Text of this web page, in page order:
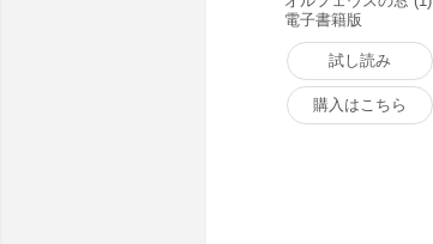
電子書籍版
試し読み
購入はこちら